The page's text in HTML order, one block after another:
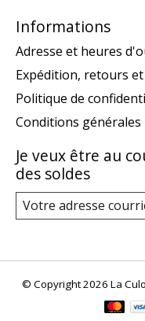
Informations
Adresse et heures
Expédition, retours
Politique de
Conditions générales
Je veux être au
des soldes
© Copyright 2026 La